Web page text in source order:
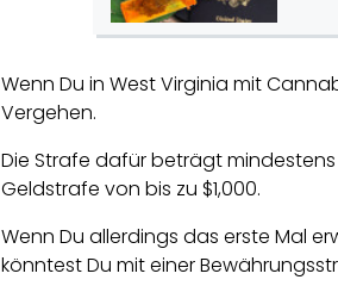
Wenn Du in West Virginia mit
Vergehen.
Die Strafe dafür beträgt
Geldstrafe von bis zu $1,000.
Wenn Du allerdings das erste Mal
könntest Du mit einer